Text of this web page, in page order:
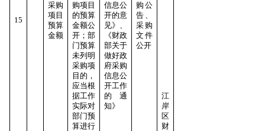
15
采购
项目
预算
金额
购项目
的预算
金额公
开；部
门预算
未列明
采购项
目的，
应当根
据工作
实际对
部门预
算进行
信息公
开的意
见》、
《财政
部关于
做好政
府采购
信息公
开工作
的通
知》
购公
告、
采购
文件
公开
江
岸
区
财